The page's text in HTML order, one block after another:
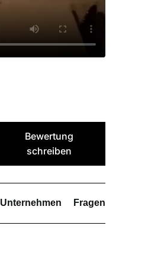
Bewertung
schreiben
Unternehmen Fragen